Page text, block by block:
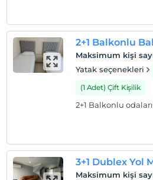
Çocuklar
2 yaşına kadar olan bebekler
Her bir oda için 1. çocuk 12
Her bir oda için 2. çocuk 12
Maksimum kişi
Yatak seçenekleri
(1 Adet) Çift Kişilik
2+1 Balkonlu
3+1 Dublex Yol
Maksimum kişi